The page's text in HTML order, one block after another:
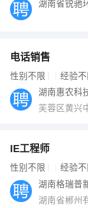
湖南省锐驰
电话销售
性别不限 经验不
湖南惠农科
芙蓉区黄兴
IE工程师
性别不限 经验不
湖南格瑞普
湖南省郴州